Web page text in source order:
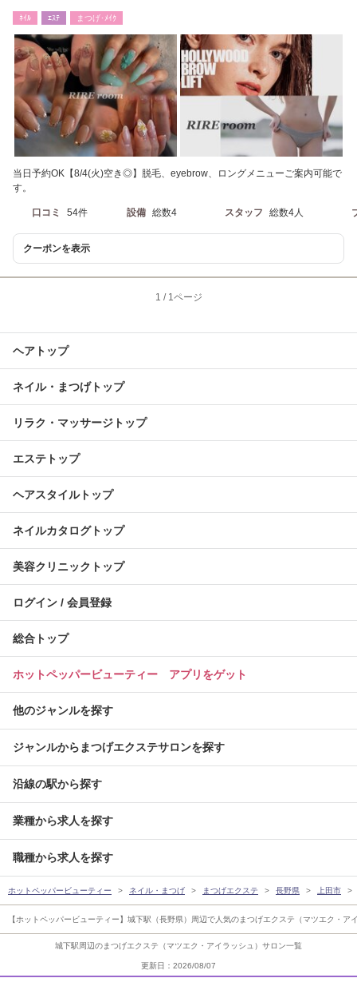
城下駅周辺のまつげエクステ（マツエク・アイラッシュ）サロン一覧
更新日：2026/08/07
ﾈｲﾙ ｴｽﾃ まつげ･ﾒｲｸ
当日予約OK【8/4(火)空き◎】脱毛、eyebrow、ロングメニューご案内可能で
す。
口コミ 54件 設備 総数4 スタッフ 総数4人
クーポンを表示
1 / 1ページ
ヘアトップ
ネイル・まつげトップ
リラク・マッサージトップ
エステトップ
ヘアスタイルトップ
ネイルカタログトップ
美容クリニックトップ
ログイン / 会員登録
総合トップ
ホットペッパービューティー アプリをゲット
他のジャンルを探す
ジャンルからまつげエクステサロンを探す
沿線の駅から探す
業種から求人を探す
職種から求人を探す
ホットペッパービューティー ネイル・まつげ まつげエクステ 長野県 上田市
【ホットペッパービューティー】城下駅（長野県）周辺で人気のまつげエクステ（マツエク・